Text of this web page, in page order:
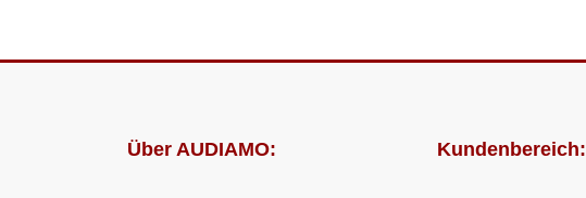
Über AUDIAMO: Kundenbereich: